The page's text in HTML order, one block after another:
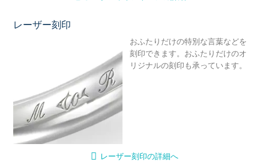
レーザー刻印
おふたりだけの特別な言葉などを
刻印できます。おふたりだけのオ
リジナルの刻印も承っています。
レーザー刻印の詳細へ